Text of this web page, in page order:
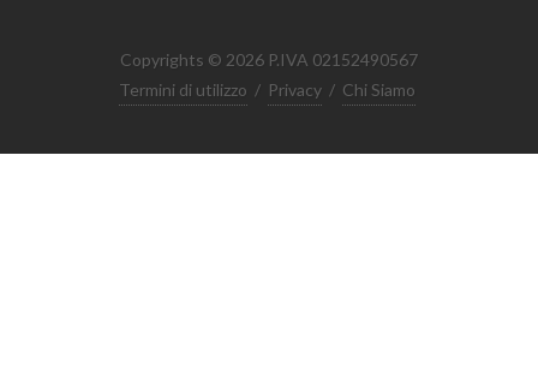
Copyrights © 2026 P.IVA 02152490567
Termini di utilizzo / Privacy / Chi Siamo